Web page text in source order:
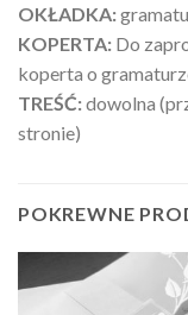
OKŁADKA:
KOPERTA: Do
koperta o
TREŚĆ:dowolna
stronie)
POKREWNE